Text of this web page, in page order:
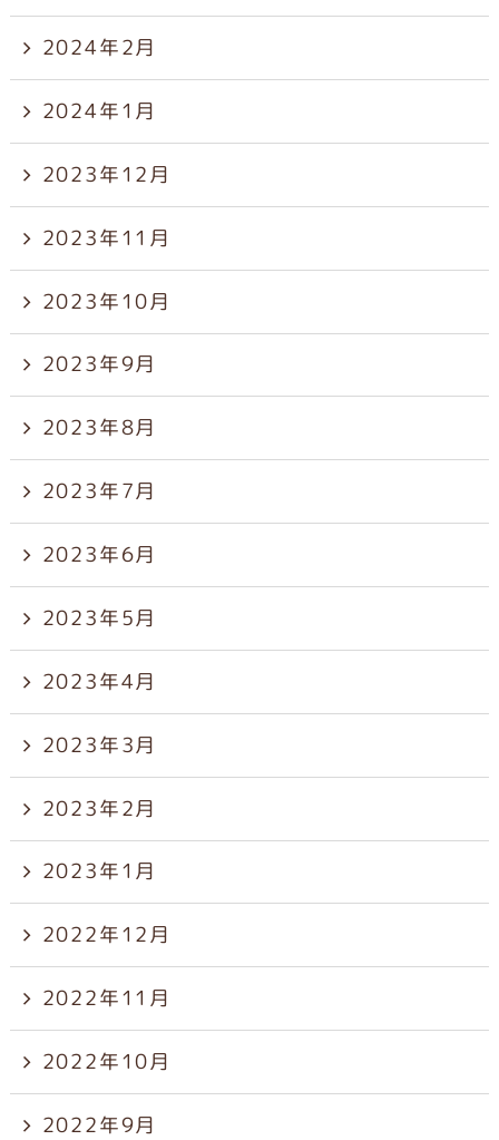
2024年2月
2024年1月
2023年12月
2023年11月
2023年10月
2023年9月
2023年8月
2023年7月
2023年6月
2023年5月
2023年4月
2023年3月
2023年2月
2023年1月
2022年12月
2022年11月
2022年10月
2022年9月